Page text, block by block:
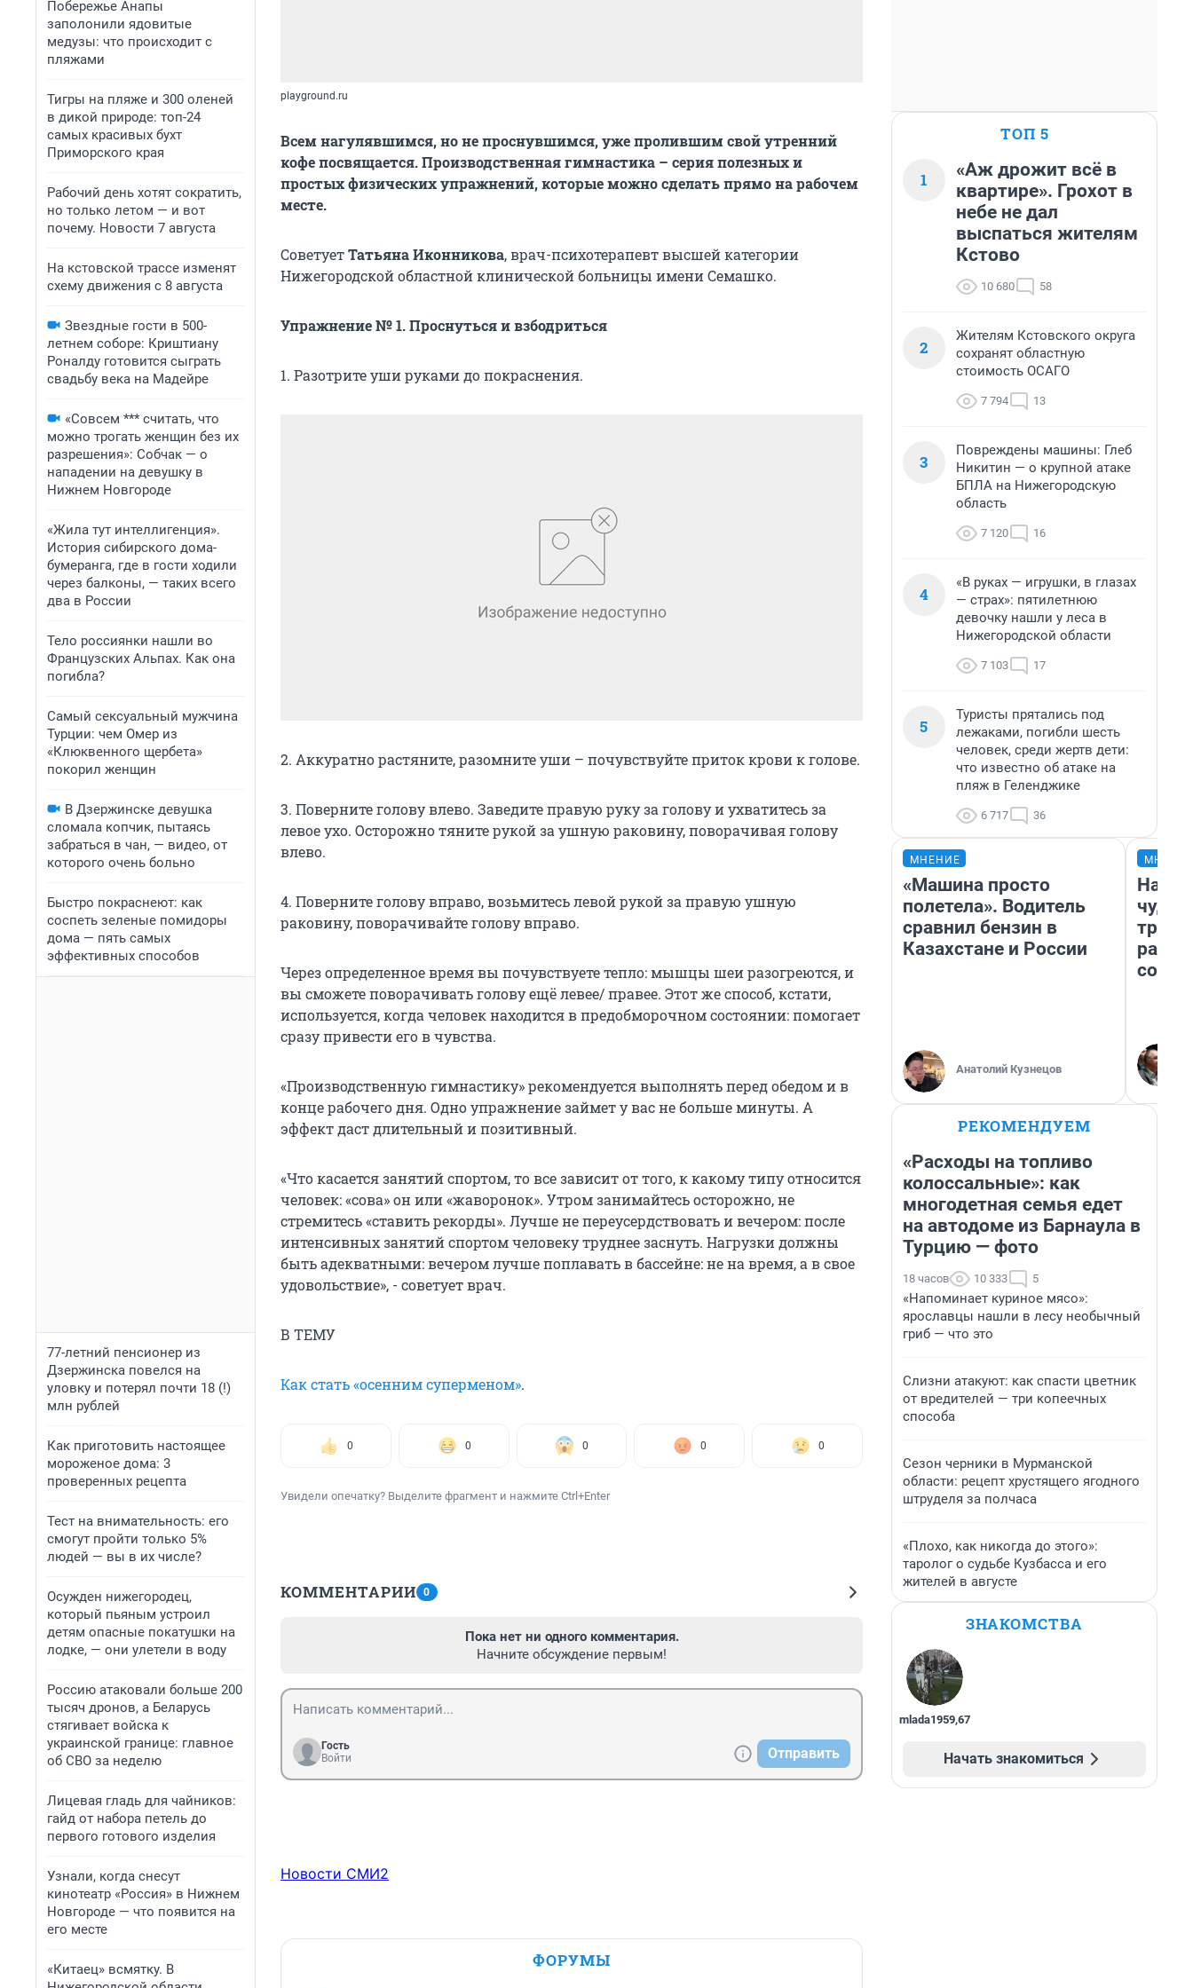
Побережье Анапы
заполонили ядовитые
медузы: что происходит с
пляжами
Тигры на пляже и 300 оленей
в дикой природе: топ-24
самых красивых бухт
Приморского края
Рабочий день хотят сократить,
но только летом — и вот
почему. Новости 7 августа
На кстовской трассе изменят
схему движения с 8 августа
Звездные гости в 500-
летнем соборе: Криштиану
Роналду готовится сыграть
свадьбу века на Мадейре
«Совсем *** считать, что
можно трогать женщин без их
разрешения»: Собчак — о
нападении на девушку в
Нижнем Новгороде
«Жила тут интеллигенция».
История сибирского дома-
бумеранга, где в гости ходили
через балконы, — таких всего
два в России
Тело россиянки нашли во
Французских Альпах. Как она
погибла?
Самый сексуальный мужчина
Турции: чем Омер из
«Клюквенного щербета»
покорил женщин
В Дзержинске девушка
сломала копчик, пытаясь
забраться в чан, — видео, от
которого очень больно
Быстро покраснеют: как
соспеть зеленые помидоры
дома — пять самых
эффективных способов
77-летний пенсионер из
Дзержинска повелся на
уловку и потерял почти 18 (!)
млн рублей
Как приготовить настоящее
мороженое дома: 3
проверенных рецепта
Тест на внимательность: его
смогут пройти только 5%
людей — вы в их числе?
Осужден нижегородец,
который пьяным устроил
детям опасные покатушки на
лодке, — они улетели в воду
Россию атаковали больше 200
тысяч дронов, а Беларусь
стягивает войска к
украинской границе: главное
об СВО за неделю
Лицевая гладь для чайников:
гайд от набора петель до
первого готового изделия
Узнали, когда снесут
кинотеатр «Россия» в Нижнем
Новгороде — что появится на
его месте
«Китаец» всмятку. В
playground.ru
Всем нагулявшимся, но не проснувшимся, уже пролившим свой утренний
кофе посвящается. Производственная гимнастика – серия полезных и
простых физических упражнений, которые можно сделать прямо на рабочем
месте.
СоветуетТатьяна Иконникова, врач-психотерапевт высшей категории
Нижегородской областной клинической больницы имени Семашко.
Упражнение № 1. Проснуться и взбодриться
1. Разотрите уши руками до покраснения.
2. Аккуратно растяните, разомните уши – почувствуйте приток крови к голове.
3. Поверните голову влево. Заведите правую руку за голову и ухватитесь за
левое ухо. Осторожно тяните рукой за ушную раковину, поворачивая голову
влево.
4. Поверните голову вправо, возьмитесь левой рукой за правую ушную
раковину, поворачивайте голову вправо.
Через определенное время вы почувствуете тепло: мышцы шеи разогреются, и
вы сможете поворачивать голову ещё левее/ правее. Этот же способ, кстати,
используется, когда человек находится в предобморочном состоянии: помогает
сразу привести его в чувства.
«Производственную гимнастику» рекомендуется выполнять перед обедом и в
конце рабочего дня. Одно упражнение займет у вас не больше минуты. А
эффект даст длительный и позитивный.
«Что касается занятий спортом, то все зависит от того, к какому типу относится
человек: «сова» он или «жаворонок». Утром занимайтесь осторожно, не
стремитесь «ставить рекорды». Лучше не переусердствовать и вечером: после
интенсивных занятий спортом человеку труднее заснуть. Нагрузки должны
быть адекватными: вечером лучше поплавать в бассейне: не на время, а в свое
удовольствие», - советует врач.
В ТЕМУ
Как стать «осенним суперменом».
0 0 0 0 0
Увидели опечатку? Выделите фрагмент и нажмите Ctrl+Enter
КОММЕНТАРИИ 0
Пока нет ни одного комментария.
Начните обсуждение первым!
Гость
Войти
Отправить
Новости СМИ2
ФОРУМЫ
ТОП 5
1
«Аж дрожит всё в
квартире». Грохот в
небе не дал
выспаться жителям
Кстово
10 680 58
2
Жителям Кстовского округа
сохранят областную
стоимость ОСАГО
7 794 13
3
Повреждены машины: Глеб
Никитин — о крупной атаке
БПЛА на Нижегородскую
область
7 120 16
4
«В руках — игрушки, в глазах
— страх»: пятилетнюю
девочку нашли у леса в
Нижегородской области
7 103 17
5
Туристы прятались под
лежаками, погибли шесть
человек, среди жертв дети:
что известно об атаке на
пляж в Геленджике
6 717 36
МНЕНИЕ
«Машина просто
полетела». Водитель
сравнил бензин в
Казахстане и России
Анатолий Кузнецов
РЕКОМЕНДУЕМ
«Расходы на топливо
колоссальные»: как
многодетная семья едет
на автодоме из Барнаула в
Турцию — фото
18 часов 10 333 5
«Напоминает куриное мясо»:
ярославцы нашли в лесу необычный
гриб — что это
Слизни атакуют: как спасти цветник
от вредителей — три копеечных
способа
Сезон черники в Мурманской
области: рецепт хрустящего ягодного
штруделя за полчаса
«Плохо, как никогда до этого»:
таролог о судьбе Кузбасса и его
жителей в августе
ЗНАКОМСТВА
mlada1959,67
Начать знакомиться